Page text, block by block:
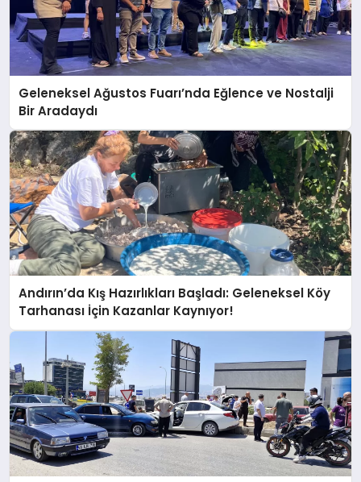
Geleneksel Ağustos Fuarı’nda Eğlence ve Nostalji
Bir Aradaydı
Andırın’da Kış Hazırlıkları Başladı: Geleneksel Köy
Tarhanası İçin Kazanlar Kaynıyor!